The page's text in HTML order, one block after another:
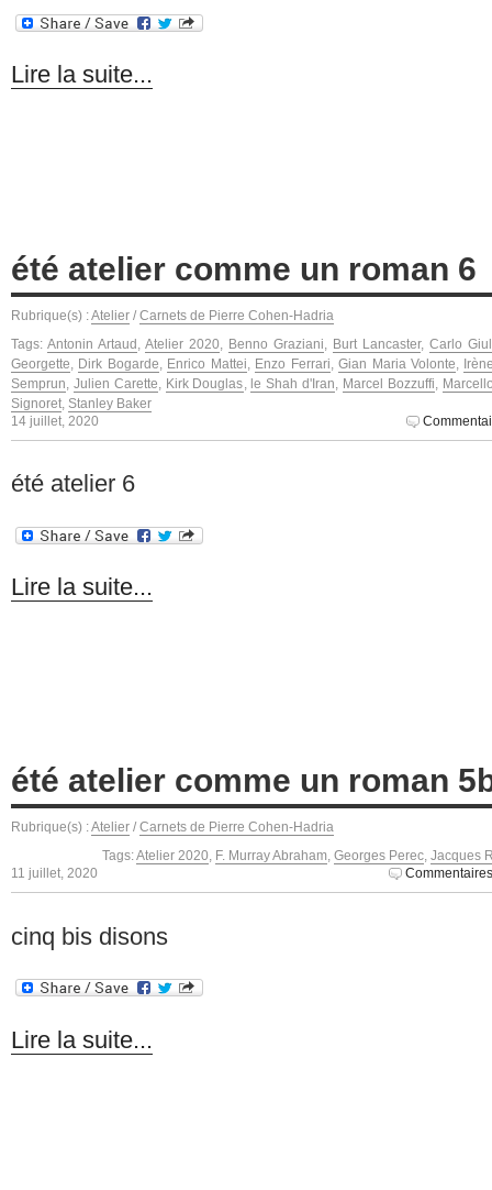
Lire la suite...
été atelier comme un roman 6
Rubrique(s) :Atelier / Carnets de Pierre Cohen-Hadria
Tags: Antonin Artaud Atelier 2020 Benno Graziani Burt Lancaster, Carlo
Georgette
Dirk Bogarde Enrico Mattei Enzo Ferrari ,Gian Maria Volonte
Semprun Julien Carette Kirk Douglas le Shah d'Iran Marcel Bozzuffi
Signoret Stanley Baker
14 juillet, 2020
été atelier 6
Lire la suite...
été atelier comme un roman
Rubrique(s) :Atelier / Carnets de Pierre Cohen-Hadria
Tags:Atelier 2020, F. Murray Abraham, Georges Perec, Jacques
11 juillet, 2020
cinq bis disons
Lire la suite...